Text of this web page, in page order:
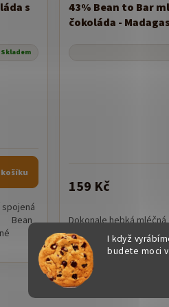
I když
budete moci
s
Skladem
košíku
Bean
Novinka
43% Bean to Bar
čokoláda -
159 Kč
Dokonale hebká
Ručně sbírané
origin, Bean to Bar